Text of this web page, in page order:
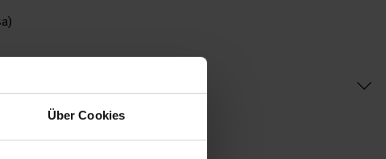
Über Cookies